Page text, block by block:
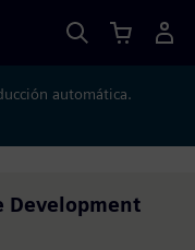
automática.
Development